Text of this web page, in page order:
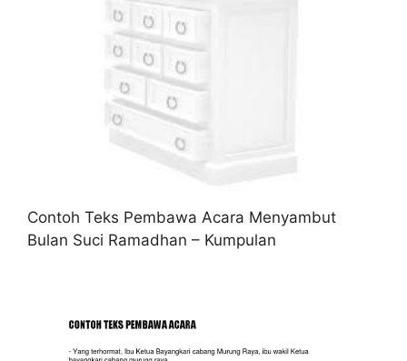
Contoh Teks Pembawa Acara Menyambut
Bulan Suci Ramadhan – Kumpulan